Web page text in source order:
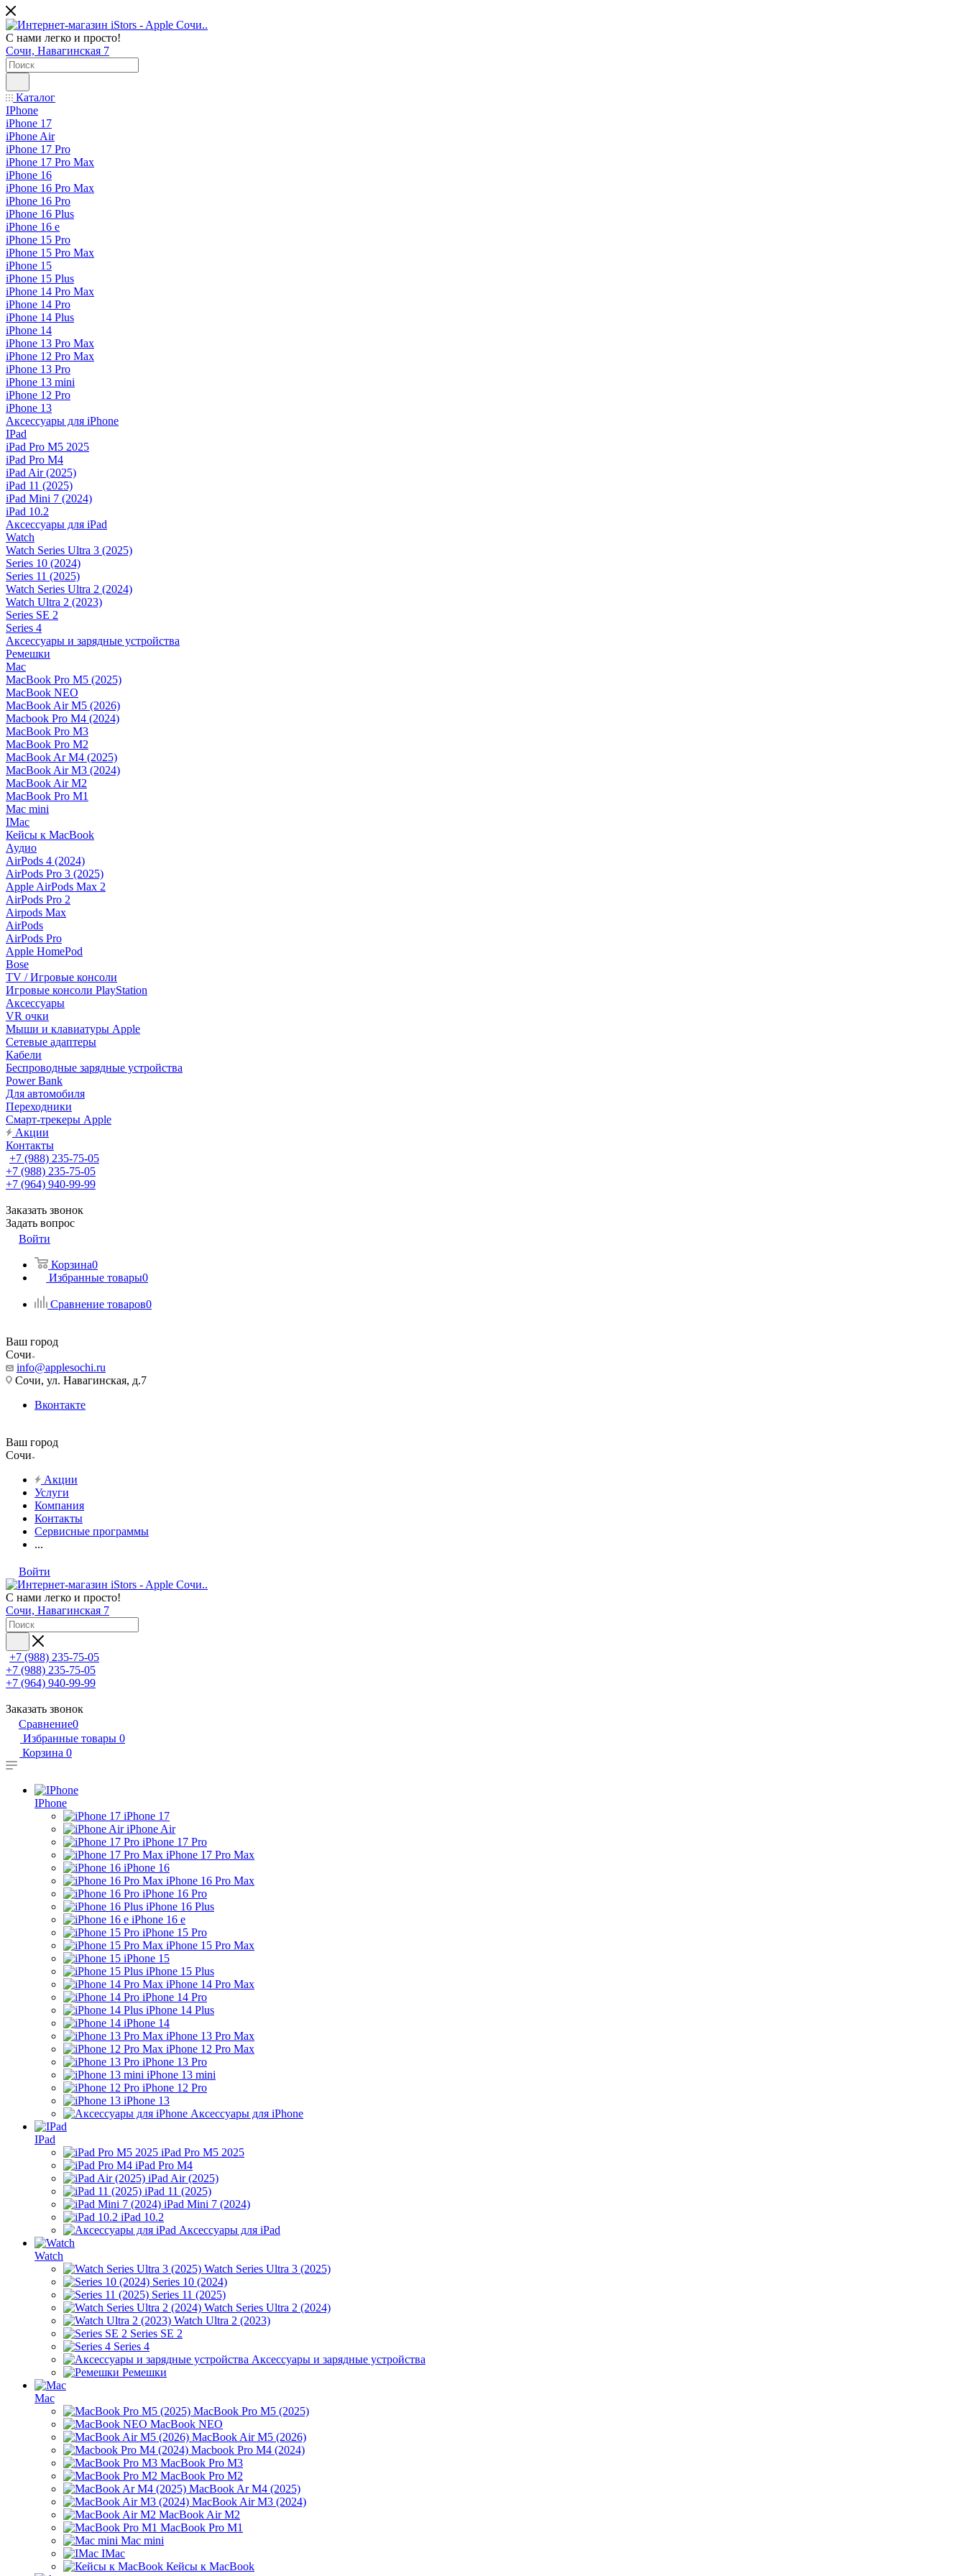
С нами легко и просто!
Сочи, Навагинская 7
Каталог
IPhone
iPhone 17
iPhone Air
iPhone 17 Pro
iPhone 17 Pro Max
iPhone 16
iPhone 16 Pro Max
iPhone 16 Pro
iPhone 16 Plus
iPhone 16 e
iPhone 15 Pro
iPhone 15 Pro Max
iPhone 15
iPhone 15 Plus
iPhone 14 Pro Max
iPhone 14 Pro
iPhone 14 Plus
iPhone 14
iPhone 13 Pro Max
iPhone 12 Pro Max
iPhone 13 Pro
iPhone 13 mini
iPhone 12 Pro
iPhone 13
Аксессуары для iPhone
IPad
iPad Pro M5 2025
iPad Pro M4
iPad Air (2025)
iPad 11 (2025)
iPad Mini 7 (2024)
iPad 10.2
Аксессуары для iPad
Watch
Watch Series Ultra 3 (2025)
Series 10 (2024)
Series 11 (2025)
Watch Series Ultra 2 (2024)
Watch Ultra 2 (2023)
Series SE 2
Series 4
Аксессуары и зарядные устройства
Ремешки
Mac
MacBook Pro M5 (2025)
MacBook NEO
MacBook Air M5 (2026)
Macbook Pro M4 (2024)
MacBook Pro M3
MacBook Pro M2
MacBook Ar M4 (2025)
MacBook Air M3 (2024)
MacBook Air M2
MacBook Pro M1
Mac mini
IMac
Кейсы к MacBook
Аудио
AirPods 4 (2024)
AirPods Pro 3 (2025)
Apple AirPods Max 2
AirPods Pro 2
Airpods Max
AirPods
AirPods Pro
Apple HomePod
Bose
TV / Игровые консоли
Игровые консоли PlayStation
Аксессуары
VR очки
Мыши и клавиатуры Apple
Сетевые адаптеры
Кабели
Беспроводные зарядные устройства
Power Bank
Для автомобиля
Переходники
Смарт-трекеры Apple
Акции
Контакты
+7 (988) 235-75-05
+7 (988) 235-75-05
+7 (964) 940-99-99
Заказать звонок
Задать вопрос
Войти
Корзина0
Избранные товары0
Сравнение товаров0
Ваш город
Сочи
info@applesochi.ru
Сочи, ул. Навагинская, д.7
Вконтакте
Ваш город
Сочи
Акции
Услуги
Компания
Контакты
Сервисные программы
...
Войти
С нами легко и просто!
Сочи, Навагинская 7
+7 (988) 235-75-05
+7 (988) 235-75-05
+7 (964) 940-99-99
Заказать звонок
Сравнение0
Избранные товары 0
Корзина 0
IPhone
iPhone 17
iPhone Air
iPhone 17 Pro
iPhone 17 Pro Max
iPhone 16
iPhone 16 Pro Max
iPhone 16 Pro
iPhone 16 Plus
iPhone 16 e
iPhone 15 Pro
iPhone 15 Pro Max
iPhone 15
iPhone 15 Plus
iPhone 14 Pro Max
iPhone 14 Pro
iPhone 14 Plus
iPhone 14
iPhone 13 Pro Max
iPhone 12 Pro Max
iPhone 13 Pro
iPhone 13 mini
iPhone 12 Pro
iPhone 13
Аксессуары для iPhone
IPad
iPad Pro M5 2025
iPad Pro M4
iPad Air (2025)
iPad 11 (2025)
iPad Mini 7 (2024)
iPad 10.2
Аксессуары для iPad
Watch
Watch Series Ultra 3 (2025)
Series 10 (2024)
Series 11 (2025)
Watch Series Ultra 2 (2024)
Watch Ultra 2 (2023)
Series SE 2
Series 4
Аксессуары и зарядные устройства
Ремешки
Mac
MacBook Pro M5 (2025)
MacBook NEO
MacBook Air M5 (2026)
Macbook Pro M4 (2024)
MacBook Pro M3
MacBook Pro M2
MacBook Ar M4 (2025)
MacBook Air M3 (2024)
MacBook Air M2
MacBook Pro M1
Mac mini
IMac
Кейсы к MacBook